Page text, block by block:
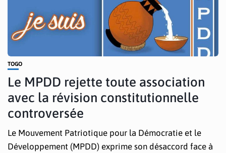
TOGO
Le MPDD rejette toute association
avec la révision constitutionnelle
controversée
Le Mouvement Patriotique pour la Démocratie et le
Développement (MPDD) exprime son désaccord face à